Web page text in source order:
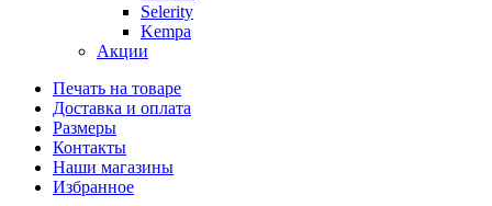
Selerity
Kempa
Акции
Печать на товаре
Доставка и оплата
Размеры
Контакты
Наши магазины
Избранное